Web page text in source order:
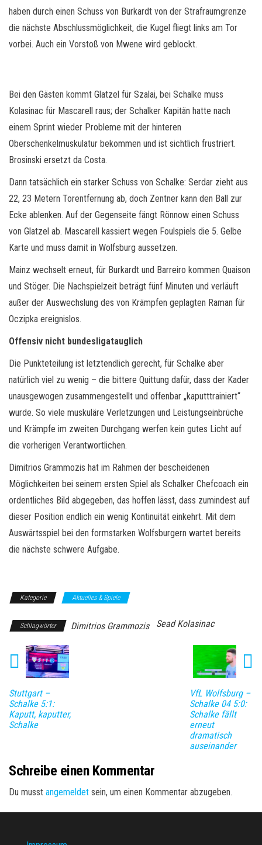
haben durch einen Schuss von Burkardt von der Strafraumgrenze
die nächste Abschlussmöglichkeit, die Kugel fliegt links am Tor
vorbei. Auch ein Vorstoß von Mwene wird geblockt.
Bei den Gästen kommt Glatzel für Szalai, bei Schalke muss
Kolasinac für Mascarell raus; der Schalker Kapitän hatte nach
einem Sprint wieder Probleme mit der hinteren
Oberschenkelmuskulatur bekommen und ist sichtlich frustriert.
Brosinski ersetzt da Costa.
Dann tatsächlich ein starker Schuss von Schalke: Serdar zieht aus
22, 23 Metern Torentfernung ab, doch Zentner kann den Ball zur
Ecke ablenken. Auf der Gegenseite fängt Rönnow einen Schuss
von Glatzel ab. Mascarell kassiert wegen Foulspiels die 5. Gelbe
Karte und muss damit in Wolfsburg aussetzen.
Mainz wechselt erneut, für Burkardt und Barreiro kommen Quaison
und Stöger. Die Nachspielzeit beträgt fünf Minuten und verläuft
außer der Auswechslung des von Krämpfen geplagten Raman für
Oczipka ereignislos.
Offensiv nicht bundesligatauglich
Die Punkteteilung ist letztendlich gerecht, für Schalke aber
natürlich viel zu wenig – die bittere Quittung dafür, dass der Kader
unausgewogen zusammengestellt und offenbar „kaputttrainiert“
wurde. So viele muskuläre Verletzungen und Leistungseinbrüche
und Krämpfe im zweiten Durchgang werfen kein gutes Licht auf
die vorherigen Verantwortlichen.
Dimitrios Grammozis hat im Rahmen der bescheidenen
Möglichkeiten bei seinem ersten Spiel als Schalker Chefcoach ein
ordentliches Bild abgegeben, das hoffen lässt, dass zumindest auf
dieser Position endlich ein wenig Kontinuität einkehrt. Mit dem
Auswärtsspiel bei den formstarken Wolfsburgern wartet bereits
die nächste schwere Aufgabe.
Kategorie Aktuelles & Spiele
Schlagwörter Dimitrios Grammozis Sead Kolasinac
Stuttgart –
Schalke 5:1:
Kaputt, kaputter,
Schalke
VfL Wolfsburg –
Schalke 04 5:0:
Schalke fällt
erneut
dramatisch
auseinander
Schreibe einen Kommentar
Du musst angemeldet sein, um einen Kommentar abzugeben.